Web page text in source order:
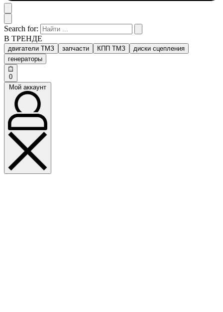
Search for:
В ТРЕНДЕ
двигатели ТМЗ запчасти КПП ТМЗ
диски сцепления
генераторы
0
Мой аккаунт